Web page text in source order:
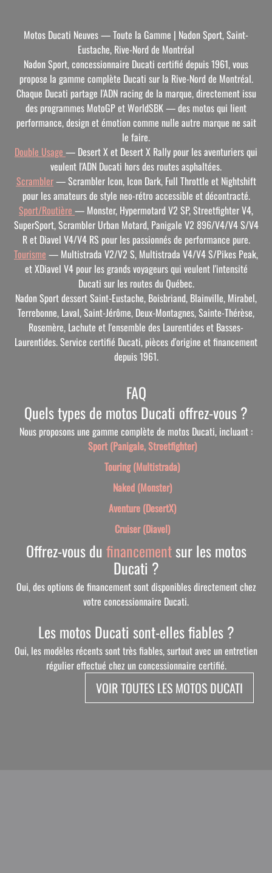
Motos Ducati Neuves — Toute la Gamme | Nadon Sport, Saint-
Eustache, Rive-Nord de Montréal
Nadon Sport, concessionnaire Ducati certifié depuis 1961, vous
propose la gamme complète Ducati sur la Rive-Nord de Montréal.
Chaque Ducati partage l'ADN racing de la marque, directement issu
des programmes MotoGP et WorldSBK — des motos qui lient
performance, design et émotion comme nulle autre marque ne sait
le faire.
Double Usage — Desert X et Desert X Rally pour les aventuriers qui
veulent l'ADN Ducati hors des routes asphaltées.
Scrambler— Scrambler Icon, Icon Dark, Full Throttle et Nightshift
pour les amateurs de style neo-rétro accessible et décontracté.
Sport/Routière — Monster, Hypermotard V2 SP, Streetfighter V4,
SuperSport, Scrambler Urban Motard, Panigale V2 896/V4/V4 S/V4
R et Diavel V4/V4 RS pour les passionnés de performance pure.
Tourisme — Multistrada V2/V2 S, Multistrada V4/V4 S/Pikes Peak,
et XDiavel V4 pour les grands voyageurs qui veulent l'intensité
Ducati sur les routes du Québec.
Nadon Sport dessert Saint-Eustache, Boisbriand, Blainville, Mirabel,
Terrebonne, Laval, Saint-Jérôme, Deux-Montagnes, Sainte-Thérèse,
Rosemère, Lachute et l'ensemble des Laurentides et Basses-
Laurentides. Service certifié Ducati, pièces d'origine et financement
depuis 1961.
FAQ
Quels types de motos Ducati offrez-vous ?
Nous proposons une gamme complète de motos Ducati, incluant :
Sport (Panigale, Streetfighter)
Touring (Multistrada)
Naked (Monster)
Aventure (DesertX)
Cruiser (Diavel)
Offrez-vous dufinancementsur les motos
Ducati ?
Oui, des options de financement sont disponibles directement chez
votre concessionnaire Ducati.
Les motos Ducati sont-elles fiables ?
Oui, les modèles récents sont très fiables, surtout avec un entretien
régulier effectué chez un concessionnaire certifié.
VOIR TOUTES LES MOTOS DUCATI